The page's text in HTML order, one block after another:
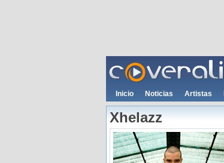
Inicio Noticias Artistas
Xhelazz